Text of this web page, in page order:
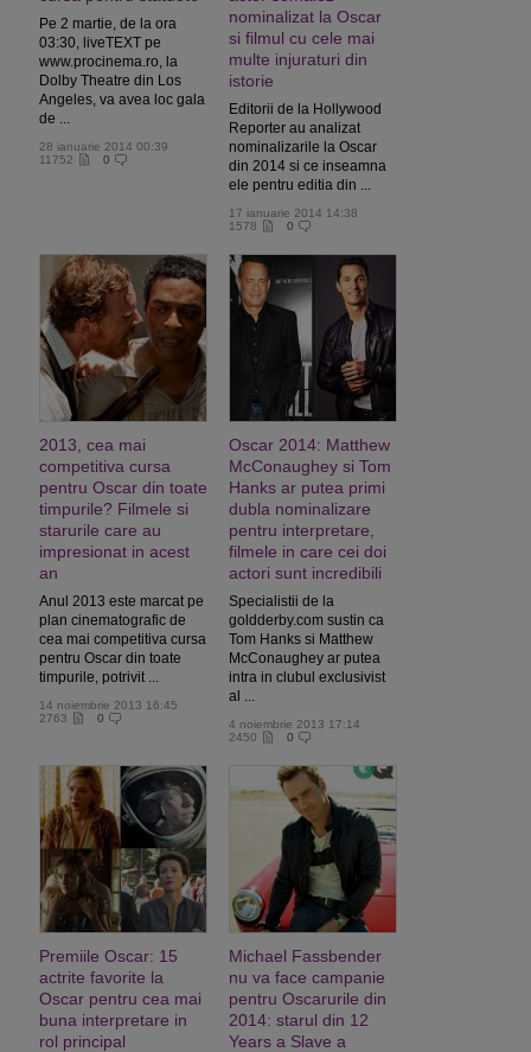
Pe 2 martie, de la ora
03:30, liveTEXT pe
www.procinema.ro, la
Dolby Theatre din Los
Angeles, va avea loc gala
de ...
28 ianuarie 2014 00:39
11752
0
nominalizat la Oscar
si filmul cu cele mai
multe injuraturi din
istorie
Editorii de la Hollywood
Reporter au analizat
nominalizarile la Oscar
din 2014 si ce inseamna
ele pentru editia din ...
17 ianuarie 2014 14:38
1578
0
2013, cea mai
competitiva cursa
pentru Oscar din toate
timpurile? Filmele si
starurile care au
impresionat in acest
an
Anul 2013 este marcat pe
plan cinematografic de
cea mai competitiva cursa
pentru Oscar din toate
timpurile, potrivit ...
14 noiembrie 2013 16:45
2763
0
Oscar 2014: Matthew
McConaughey si Tom
Hanks ar putea primi
dubla nominalizare
pentru interpretare,
filmele in care cei doi
actori sunt incredibili
Specialistii de la
goldderby.com sustin ca
Tom Hanks si Matthew
McConaughey ar putea
intra in clubul exclusivist
al ...
4 noiembrie 2013 17:14
2450
0
Premiile Oscar: 15
actrite favorite la
Oscar pentru cea mai
buna interpretare in
rol principal
Michael Fassbender
nu va face campanie
pentru Oscarurile din
2014: starul din 12
Years a Slave a